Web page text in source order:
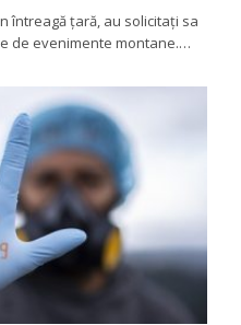
întreagă țară, au solicitați sa
de evenimente montane.…